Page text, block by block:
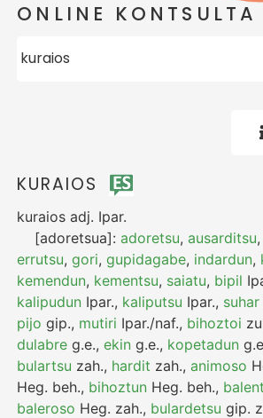
ONLINE KONTSULTA
KURAIOS
kuraios adj. Ipar.
[adoretsua]:adoretsu,ausarditsu
errutsu,gori,gupidagabe, indardun,
kemendun, kementsu, saiatu, bipil
kalipudun Ipar., kaliputsu Ipar., suhar
pijo gip., mutiri Ipar./naf., bihoztoi
dulabre g.e.,ekin g.e., kopetadun
bulartsu zah., hardit zah.,animoso
Heg. beh., bihoztun Heg. beh., balent
baleroso Heg. zah., bulardetsu gip.